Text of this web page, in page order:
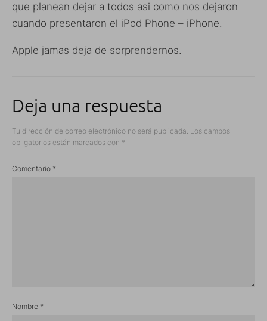
que planean dejar a todos asi como nos dejaron
cuando presentaron el iPod Phone – iPhone.
Apple jamas deja de sorprendernos.
Deja una respuesta
Tu dirección de correo electrónico no será publicada. Los campos
obligatorios están marcados con *
Comentario *
Nombre *